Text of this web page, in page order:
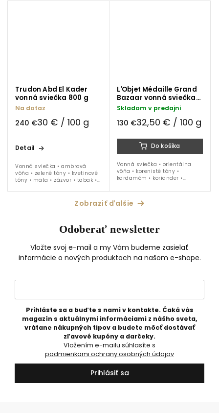
Trudon Abd El Kader
vonná sviečka 800 g
Na dotaz
240 €30 € / 100 g
Detail
Vonná sviečka • ambrová
vôňa • zelené tóny • kvetinové
tóny • mäta • zázvor • tabak •
veľkosť Interméde - 800 g
L'Objet Médaille Grand
Bazaar vonná sviečka
400 g
Skladom v predajni
130 €32,50 € / 100 g
Do košíka
Vonná sviečka • orientálna
vôňa • korenisté tóny •
kardamóm • koriander •
porcelánový kahanec so
zlatými prvkami • cca 70...
Zobraziť ďalšie
Odoberať newsletter
Vložte svoj e-mail a my Vám budeme zasielať
informácie o nových produktoch na našom e-shope.
Prihláste sa a buďte s nami v kontakte. Čaká vás
magazín s aktuálnymi informáciami z nášho sveta,
vrátane nákupných tipov a budete môcť dostávať
zľavové kupóny a darčeky.
podmienkami ochrany osobných údajov
Prihlásiť sa